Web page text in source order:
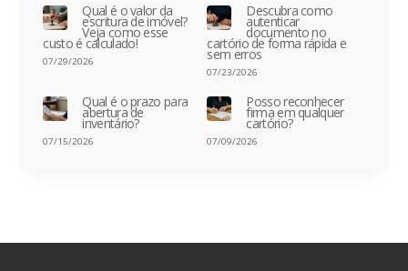
Qual é o valor da
escritura de imóvel?
Veja como esse
custo é calculado!
07/29/2026
Descubra como
autenticar
documento no
cartório de forma rápida e
sem erros
07/23/2026
Qual é o prazo para
abertura de
inventário?
07/15/2026
Posso reconhecer
firma em qualquer
cartório?
07/09/2026